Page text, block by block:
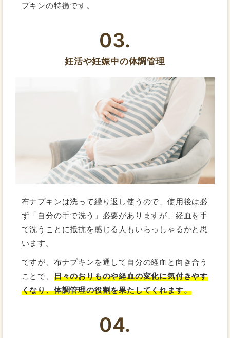
プキンの特徴です。
03.
妊活や妊娠中の体調管理
布ナプキンは洗って繰り返し使うので、使用後は必
ず「自分の手で洗う」必要がありますが、経血を手
で洗うことに抵抗を感じる人もいらっしゃるかと思
います。
ですが、布ナプキンを通して自分の経血と向き合う
ことで、 日々のおりものや経血の変化に気付きやす
くなり、体調管理の役割を果たしてくれます。
04.